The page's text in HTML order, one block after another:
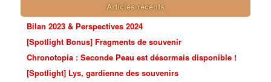
Articles récents
Bilan 2023 & Perspectives 2024
[Spotlight Bonus] Fragments de souvenir
Chronotopia : Seconde Peau est désormais disponible !
[Spotlight] Lys, gardienne des souvenirs